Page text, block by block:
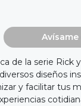
de la serie Rick
diseños
y facilitar tus